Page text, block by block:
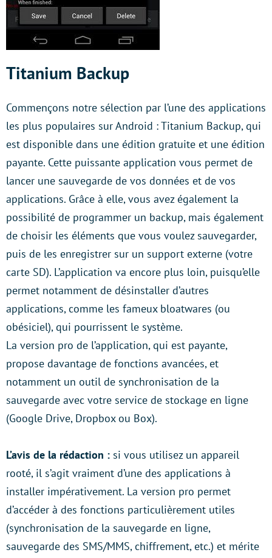
Titanium Backup
Commençons notre sélection par l’une des applications
les plus populaires sur Android : Titanium Backup, qui
est disponible dans une édition gratuite et une édition
payante. Cette puissante application vous permet de
lancer une sauvegarde de vos données et de vos
applications. Grâce à elle, vous avez également la
possibilité de programmer un backup, mais également
de choisir les éléments que vous voulez sauvegarder,
puis de les enregistrer sur un support externe (votre
carte SD). L’application va encore plus loin, puisqu’elle
permet notamment de désinstaller d’autres
applications, comme les fameux bloatwares (ou
obésiciel), qui pourrissent le système.
La version pro de l’application, qui est payante,
propose davantage de fonctions avancées, et
notamment un outil de synchronisation de la
sauvegarde avec votre service de stockage en ligne
(Google Drive, Dropbox ou Box).
L’avis de la rédaction : si vous utilisez un appareil
rooté, il s’agit vraiment d’une des applications à
installer impérativement. La version pro permet
d’accéder à des fonctions particulièrement utiles
(synchronisation de la sauvegarde en ligne,
sauvegarde des SMS/MMS, chiffrement, etc.) et mérite